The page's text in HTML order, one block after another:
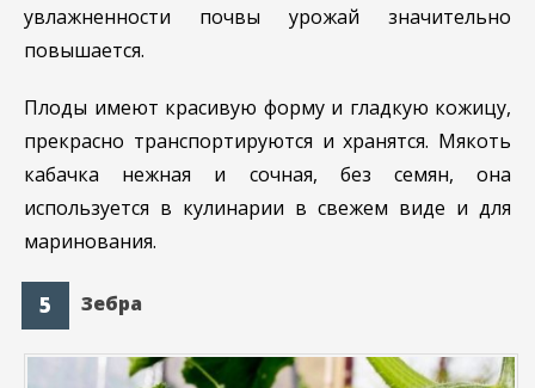
увлажненности почвы урожай значительно
повышается.
Плоды имеют красивую форму и гладкую кожицу,
прекрасно транспортируются и хранятся. Мякоть
кабачка нежная и сочная, без семян, она
используется в кулинарии в свежем виде и для
маринования.
Зебра